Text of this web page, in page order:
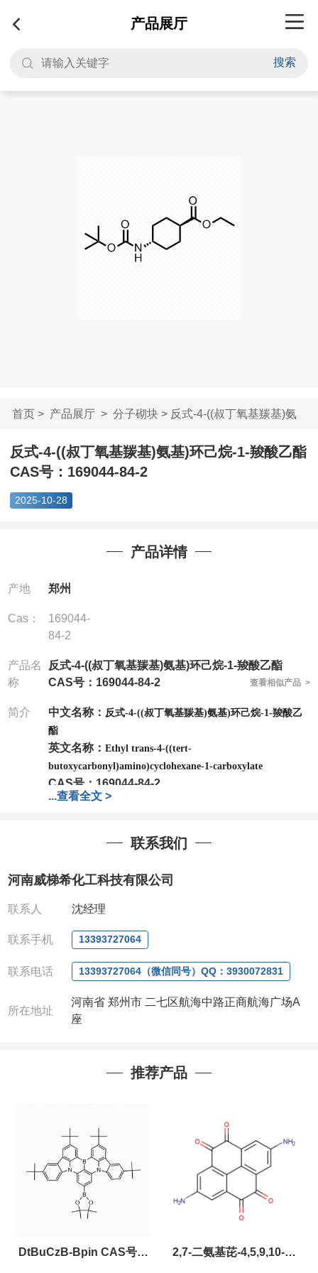
产品展厅
搜索
首页> 产品展厅> 分子砌块> 反式-4-((叔丁氧基羰基)氨
基)...
反式-4-((叔丁氧基羰基)氨基)环己烷-1-羧酸乙酯
CAS号：169044-84-2
2025-10-28
产品详情
产地 郑州
Cas：
169044-
84-2
产品名
称
反式-4-((叔丁氧基羰基)氨基)环己烷-1-羧酸乙酯
CAS号：169044-84-2
查看相似产品 >
简介 中文名称： 反式-4-((叔丁氧基羰基)氨基)环己烷-1-羧酸乙
酯
英文名称： Ethyl trans-4-((tert-
butoxycarbonyl)amino)cyclohexane-1-carboxylate
CAS号： 169044-84-2
分子式：C14H25NO4
1Mg ; 5Mg;10Mg ;100Mg;250Mg ;500Mg
;1g;2.5g ;5g ;10g可根据客户需求进行分装
作中有用到的试剂,欢迎前来询购
全额退款,并承担所有运费。
QQ:3930072831
联系人: 沈晓东(欢迎致电,或QQ、微信联系)
...查看全文 >
联系我们
河南威梯希化工科技有限公司
联系人 沈经理
联系手机 13393727064
联系电话 13393727064（微信同号）QQ：3930072831
所在地址
河南省 郑州市 二七区航海中路正商航海广场A
座
推荐产品
DtBuCzB-Bpin CAS号： 2,7-二氨基芘-4,5,9,10-四